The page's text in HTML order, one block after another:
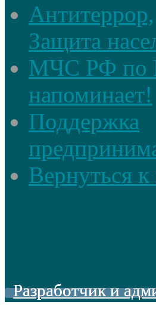
Антитеррор,
Защита
МЧС РФ по
напоминает!
Поддержка
Вернуться к
Разработчик и